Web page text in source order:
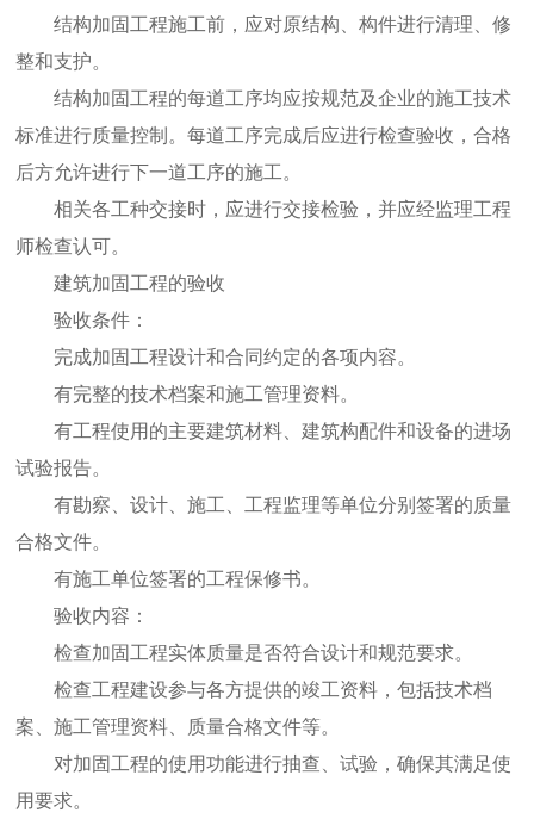
结构加固工程施工前，应对原结构、构件进行清理、修
整和支护。
结构加固工程的每道工序均应按规范及企业的施工技术
标准进行质量控制。每道工序完成后应进行检查验收，合格
后方允许进行下一道工序的施工。
相关各工种交接时，应进行交接检验，并应经监理工程
师检查认可。
建筑加固工程的验收
验收条件：
完成加固工程设计和合同约定的各项内容。
有完整的技术档案和施工管理资料。
有工程使用的主要建筑材料、建筑构配件和设备的进场
试验报告。
有勘察、设计、施工、工程监理等单位分别签署的质量
合格文件。
有施工单位签署的工程保修书。
验收内容：
检查加固工程实体质量是否符合设计和规范要求。
检查工程建设参与各方提供的竣工资料，包括技术档
案、施工管理资料、质量合格文件等。
对加固工程的使用功能进行抽查、试验，确保其满足使
用要求。